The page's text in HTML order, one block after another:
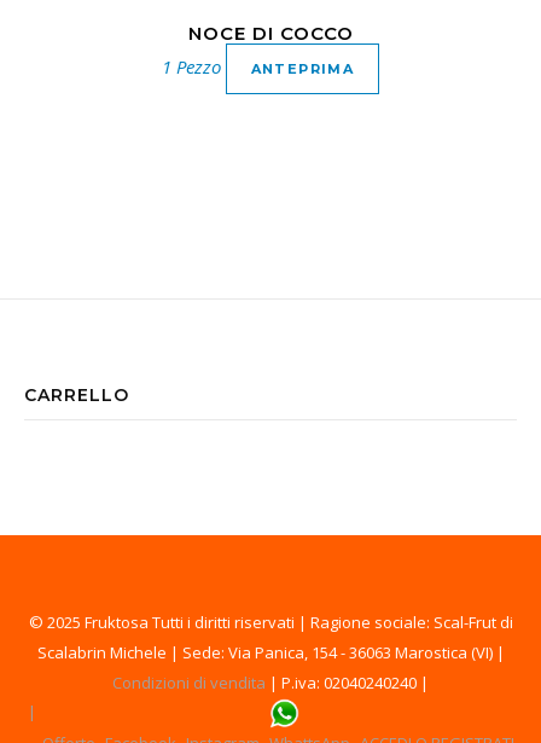
NOCE DI COCCO
1 Pezzo ANTEPRIMA
CARRELLO
© 2025 Fruktosa Tutti i diritti riservati | Ragione sociale: Scal-Frut di
Scalabrin Michele | Sede: Via Panica, 154 - 36063 Marostica (VI) |
Condizioni di vendita | P.iva: 02040240240 |